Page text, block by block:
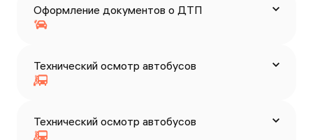
Оформление документов о ДТП
Технический осмотр автобусов
Технический осмотр автобусов